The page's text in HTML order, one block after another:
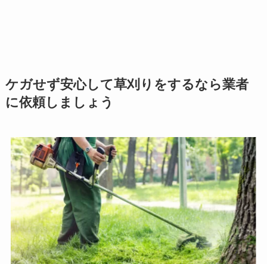
ケガせず安心して草刈りをするなら業者
に依頼しましょう